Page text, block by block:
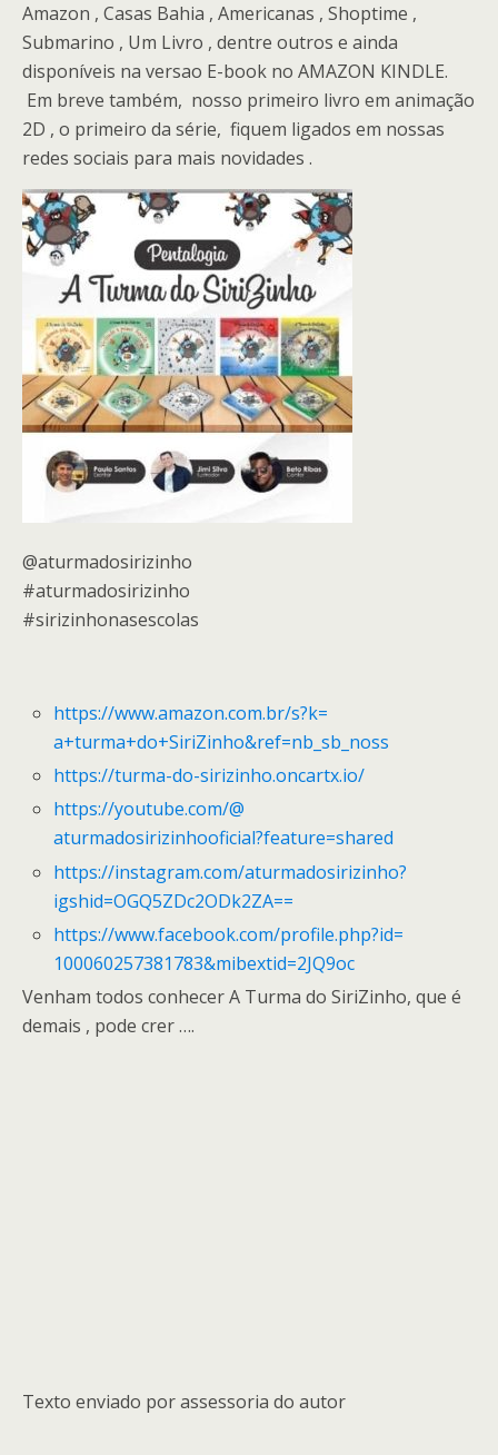
Amazon , Casas Bahia , Americanas , Shoptime ,
Submarino , Um Livro , dentre outros e ainda
disponíveis na versao E-book no AMAZON KINDLE.
Em breve também, nosso primeiro livro em animação
2D , o primeiro da série, fiquem ligados em nossas
redes sociais para mais novidades .
@aturmadosirizinho
#aturmadosirizinho
#sirizinhonasescolas
https://www.amazon.com.br/s?k=
a+turma+do+SiriZinho&ref=nb_sb_noss
https://turma-do-sirizinho.oncartx.io/
https://youtube.com/@
aturmadosirizinhooficial?feature=shared
https://instagram.com/aturmadosirizinho?
igshid=OGQ5ZDc2ODk2ZA==
https://www.facebook.com/profile.php?id=
100060257381783&mibextid=2JQ9oc
Venham todos conhecer A Turma do SiriZinho, que é
demais , pode crer ….
Texto enviado por assessoria do autor